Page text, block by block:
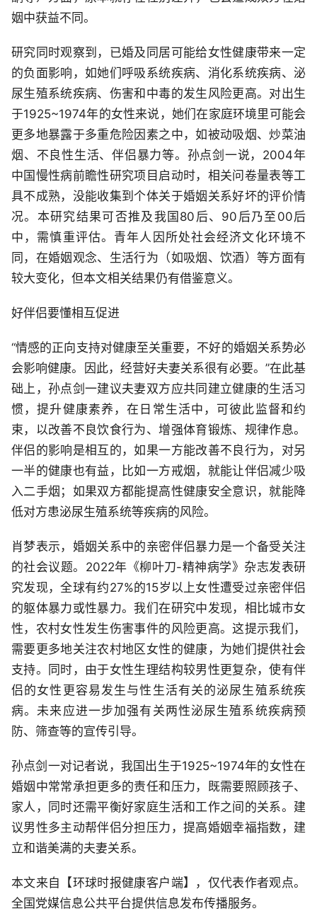
姻中获益不同。
研究同时观察到，已婚及同居可能给女性健康带来一定
的负面影响，如她们呼吸系统疾病、消化系统疾病、泌
尿生殖系统疾病、伤害和中毒的发生风险更高。对出生
于1925~1974年的女性来说，她们在家庭环境里可能会
更多地暴露于多重危险因素之中，如被动吸烟、炒菜油
烟、不良性生活、伴侣暴力等。孙点剑一说，2004年
中国慢性病前瞻性研究项目启动时，相关问卷量表等工
具不成熟，没能收集到个体关于婚姻关系好坏的评价情
况。本研究结果可否推及我国80后、90后乃至00后
中，需慎重评估。青年人因所处社会经济文化环境不
同，在婚姻观念、生活行为（如吸烟、饮酒）等方面有
较大变化，但本文相关结果仍有借鉴意义。
好伴侣要懂相互促进
“情感的正向支持对健康至关重要，不好的婚姻关系势必
会影响健康。因此，经营好夫妻关系很有必要。”在此基
础上，孙点剑一建议夫妻双方应共同建立健康的生活习
惯，提升健康素养，在日常生活中，可彼此监督和约
束，以改善不良饮食行为、增强体育锻炼、规律作息。
伴侣的影响是相互的，如果一方能改善不良行为，对另
一半的健康也有益，比如一方戒烟，就能让伴侣减少吸
入二手烟；如果双方都能提高性健康安全意识，就能降
低对方患泌尿生殖系统等疾病的风险。
肖梦表示，婚姻关系中的亲密伴侣暴力是一个备受关注
的社会议题。2022年《柳叶刀-精神病学》杂志发表研
究发现，全球有约27%的15岁以上女性遭受过亲密伴侣
的躯体暴力或性暴力。我们在研究中发现，相比城市女
性，农村女性发生伤害事件的风险更高。这提示我们，
需要更多地关注农村地区女性的健康，为她们提供社会
支持。同时，由于女性生理结构较男性更复杂，使有伴
侣的女性更容易发生与性生活有关的泌尿生殖系统疾
病。未来应进一步加强有关两性泌尿生殖系统疾病预
防、筛查等的宣传引导。
孙点剑一对记者说，我国出生于1925~1974年的女性在
婚姻中常常承担更多的责任和压力，既需要照顾孩子、
家人，同时还需平衡好家庭生活和工作之间的关系。建
议男性多主动帮伴侣分担压力，提高婚姻幸福指数，建
立和谐美满的夫妻关系。
本文来自【环球时报健康客户端】，仅代表作者观点。
全国党媒信息公共平台提供信息发布传播服务。